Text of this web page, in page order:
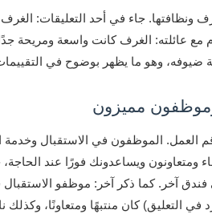
ونظافتها. جاء في أحد التعليقات:
مع عائلته: الغرف كانت واسعة ومريحة
ضيوفه، وهو ما يظهر بوضوح في
وموظفون مميزون
العمل. الموظفون في الاستقبال
ومتعاونون ويساعدونك فورًا عند
فندق آخر . كما ذكر آخر: موظفو
في التعليق) كان منتبهًا ومتعاونًا،